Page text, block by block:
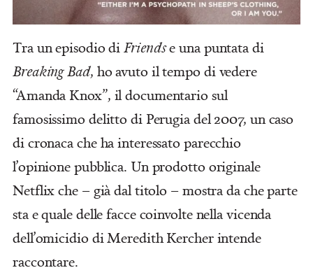
Tra un episodio diFriendse una puntata di
Breaking Bad, ho avuto il tempo di vedere
“Amanda Knox”, il documentario sul
famosissimo delitto di Perugia del 2007, un caso
di cronaca che ha interessato parecchio
l’opinione pubblica. Un prodotto originale
Netflix che – già dal titolo – mostra da che parte
sta e quale delle facce coinvolte nella vicenda
dell’omicidio di Meredith Kercher intende
raccontare.